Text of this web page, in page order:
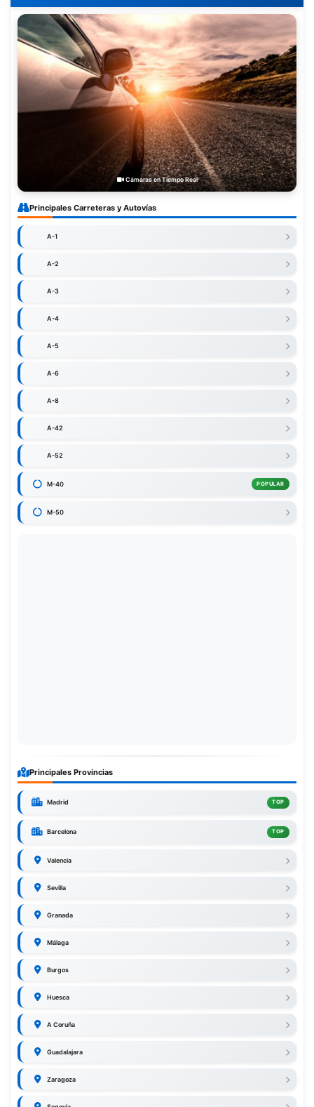
Cámaras en Tiempo Real
Principales Carreteras y Autovías
A-1
A-2
A-3
A-4
A-5
A-6
A-8
A-42
A-52
M-40 POPULAR
M-50
Principales Provincias
Madrid TOP
Barcelona TOP
Valencia
Sevilla
Granada
Málaga
Burgos
Huesca
A Coruña
Guadalajara
Zaragoza